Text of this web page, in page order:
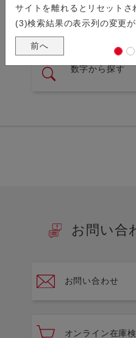
サイトを離れるとリセットさ
(3)検索結果の表示列の変更が
前へ
アルファベット
数字から探す
お問い合
お問い合わせ
オンライン在庫